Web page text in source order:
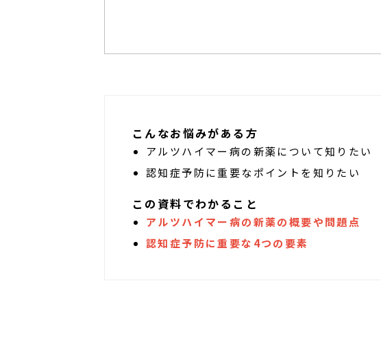
こんなお悩みがある方
アルツハイマー病の新薬について知りたい
認知症予防に重要なポイントを知りたい
この資料でわかること
アルツハイマー病の新薬の概要や問題点
認知症予防に重要な4つの要素